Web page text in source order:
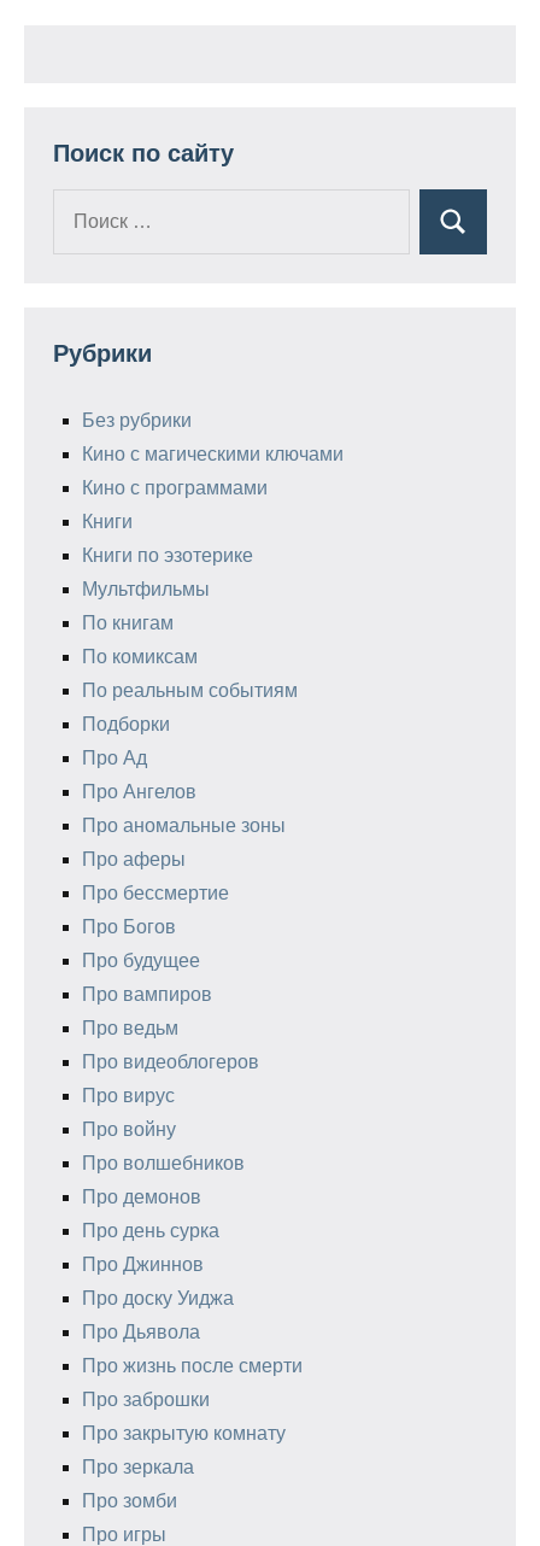
Поиск по сайту
Поиск
Рубрики
Без рубрики
Кино с магическими ключами
Кино с программами
Книги
Книги по эзотерике
Мультфильмы
По книгам
По комиксам
По реальным событиям
Подборки
Про Ад
Про Ангелов
Про аномальные зоны
Про аферы
Про бессмертие
Про Богов
Про будущее
Про вампиров
Про ведьм
Про видеоблогеров
Про вирус
Про войну
Про волшебников
Про демонов
Про день сурка
Про Джиннов
Про доску Уиджа
Про Дьявола
Про жизнь после смерти
Про заброшки
Про закрытую комнату
Про зеркала
Про зомби
Про игры